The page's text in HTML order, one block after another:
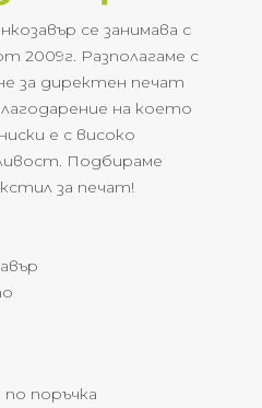
се занимава с
2009г. Разполагаме с
за директен печат
на което
е с високо
Подбираме
за печат!
поръчка